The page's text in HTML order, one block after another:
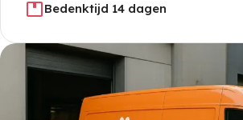
Bedenktijd 14 dagen